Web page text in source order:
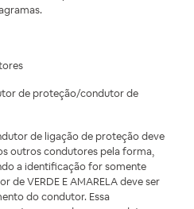
de proteção/condutor de
de ligação de proteção deve
outros condutores pela forma,
a identificação for somente
de VERDE E AMARELA deve ser
do condutor. Essa